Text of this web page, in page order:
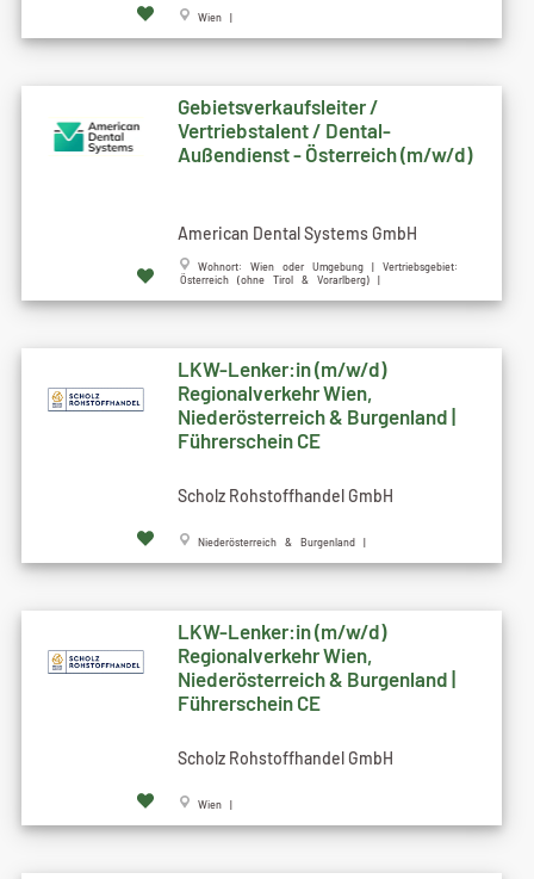
Wien |
Gebietsverkaufsleiter /
Vertriebstalent / Dental-
Außendienst - Österreich (m/w/d)
American Dental Systems GmbH
Wohnort: Wien oder Umgebung | Vertriebsgebiet:
Österreich (ohne Tirol & Vorarlberg) |
LKW-Lenker:in (m/w/d)
Regionalverkehr Wien,
Niederösterreich & Burgenland |
Führerschein CE
Scholz Rohstoffhandel GmbH
Niederösterreich & Burgenland |
LKW-Lenker:in (m/w/d)
Regionalverkehr Wien,
Niederösterreich & Burgenland |
Führerschein CE
Scholz Rohstoffhandel GmbH
Wien |